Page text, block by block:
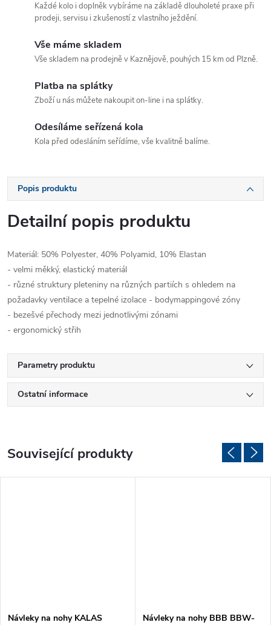
Každé kolo i doplněk vybíráme na základě dlouholeté praxe při
prodeji, servisu i zkušeností z vlastního ježdění.
Vše máme skladem
Vše skladem na prodejně v Kaznějově, pouhých 15 km od Plzně.
Platba na splátky
Zboží u nás můžete nakoupit on-line i na splátky.
Odesíláme seřízená kola
Kola před odesláním seřídíme, vše kvalitně balíme.
Popis produktu
Detailní popis produktu
Materiál: 50% Polyester, 40% Polyamid, 10% Elastan
- velmi měkký, elastický materiál
- různé struktury pleteniny na různých partiích s ohledem na
požadavky ventilace a tepelné izolace - bodymappingové zóny
- bezešvé přechody mezi jednotlivými zónami
- ergonomický střih
Parametry produktu
Ostatní informace
Související produkty
Návleky na nohy KALAS
Návleky na nohy BBB BBW-